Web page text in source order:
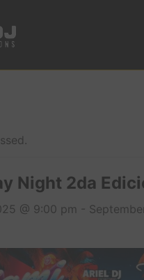
Night 2da
@ 9:00 pm -